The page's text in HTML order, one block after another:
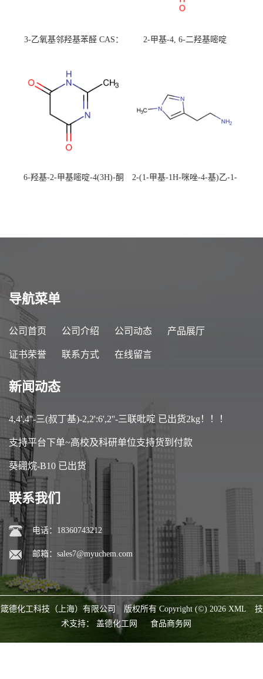
3-乙氧基邻羟基苯醛 CAS：
校可先用后付
2-甲基-4, 6-二羟基嘧啶
6-羟基-2-甲基嘧啶-4(3H)-酮
2-(1-甲基-1H-咪唑-4-基)乙-1-
导航菜单
公司首页 公司介绍 公司动态 产品展厅
证书荣誉 联系方式 在线留言
新闻动态
4,4',4''-三(叔丁基)-2,2':6',2''-三联吡啶 已出货2kg！！！
支持平台下单~高校及科研单位支持货到付款
葵硼烷-B10 已出货
联系我们
电话：18360743212
邮箱： sales7@myuchem.com
箴德化工科技（上海）有限公司 版权所有 Copyright (©) 2026 XML
技
术支持： 盖德化工网 食品商务网